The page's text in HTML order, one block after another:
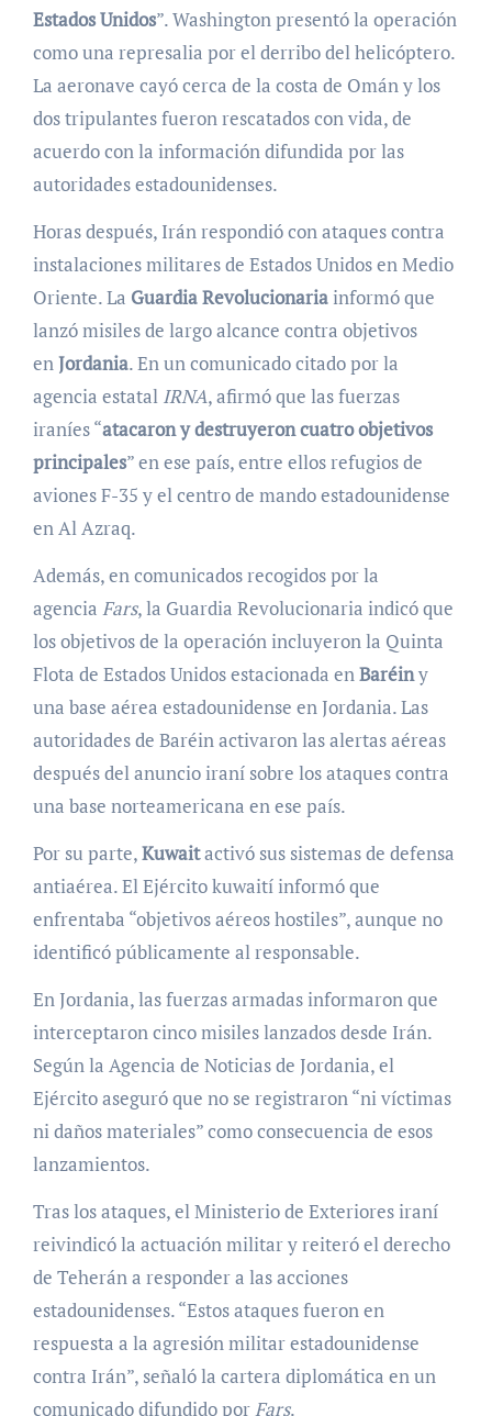
Estados Unidos”. Washington presentó la operación
como una represalia por el derribo del helicóptero.
La aeronave cayó cerca de la costa de Omán y los
dos tripulantes fueron rescatados con vida, de
acuerdo con la información difundida por las
autoridades estadounidenses.
Horas después, Irán respondió con ataques contra
instalaciones militares de Estados Unidos en Medio
Oriente. La Guardia Revolucionariainformó que
lanzó misiles de largo alcance contra objetivos
enJordania. En un comunicado citado por la
agencia estatal IRNA, afirmó que las fuerzas
iraníes “atacaron y destruyeron cuatro objetivos
principales” en ese país, entre ellos refugios de
aviones F-35 y el centro de mando estadounidense
en Al Azraq.
Además, en comunicados recogidos por la
agencia Fars, la Guardia Revolucionaria indicó que
los objetivos de la operación incluyeron la Quinta
Flota de Estados Unidos estacionada enBaréiny
una base aérea estadounidense en Jordania. Las
autoridades de Baréin activaron las alertas aéreas
después del anuncio iraní sobre los ataques contra
una base norteamericana en ese país.
Por su parte,Kuwaitactivó sus sistemas de defensa
antiaérea. El Ejército kuwaití informó que
enfrentaba “objetivos aéreos hostiles”, aunque no
identificó públicamente al responsable.
En Jordania, las fuerzas armadas informaron que
interceptaron cinco misiles lanzados desde Irán.
Según la Agencia de Noticias de Jordania, el
Ejército aseguró que no se registraron “ni víctimas
ni daños materiales” como consecuencia de esos
lanzamientos.
Tras los ataques, el Ministerio de Exteriores iraní
reivindicó la actuación militar y reiteró el derecho
de Teherán a responder a las acciones
estadounidenses. “Estos ataques fueron en
respuesta a la agresión militar estadounidense
contra Irán”, señaló la cartera diplomática en un
comunicado difundido porFars.